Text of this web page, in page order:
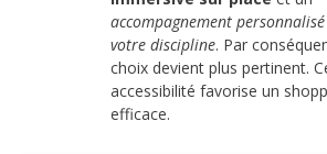
accompagnement
votre discipline. Par
choix devient plus pertinent.
accessibilité favorise un
efficace.